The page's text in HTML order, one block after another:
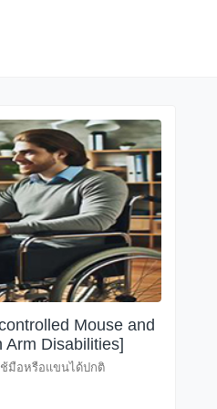
Mouse and
Arm Disabilities]
มือหรือแขนได้ปกติ